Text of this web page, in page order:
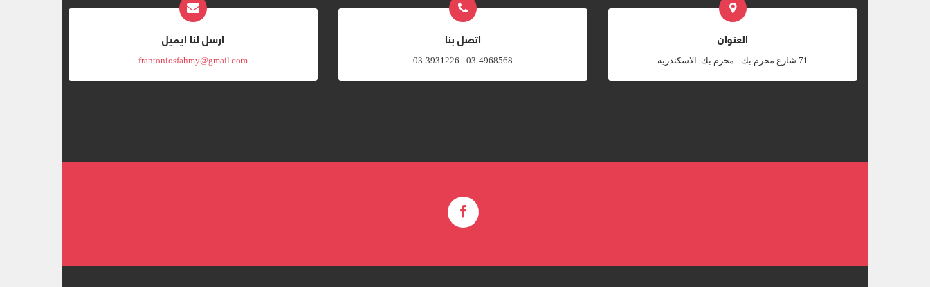
العنوان
‎71 شارع محرم بك - محرم بك. الاسكندريه
اتصل بنا
03-4968568 - 03-3931226
ارسل لنا ايميل
frantoniosfahmy@gmail.com